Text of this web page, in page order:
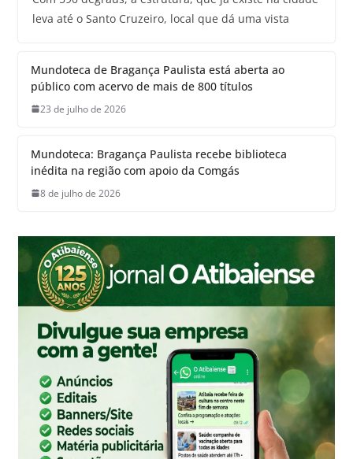
leva até o Santo Cruzeiro, local que dá uma vista
Mundoteca de Bragança Paulista está aberta ao
público com acervo de mais de 800 títulos
23 de julho de 2026
Mundoteca: Bragança Paulista recebe biblioteca
inédita na região com apoio da Comgás
8 de julho de 2026